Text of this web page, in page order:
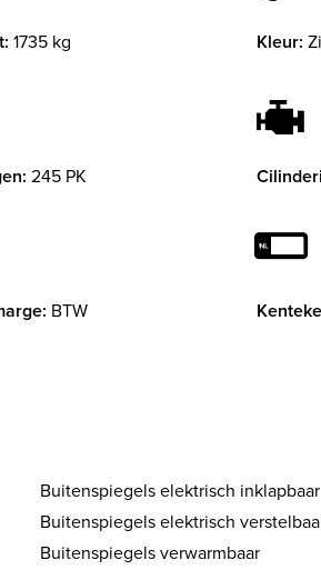
1735 kg Kleur:
245 PK
BTW
Buitenspiegels elektrisch inklapbaar
Buitenspiegels elektrisch
Buitenspiegels verwarmbaar